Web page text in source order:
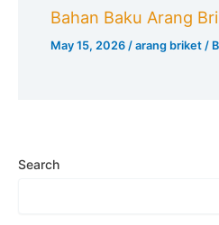
Bahan Baku Arang
May 15, 2026 /arang briket /
Search